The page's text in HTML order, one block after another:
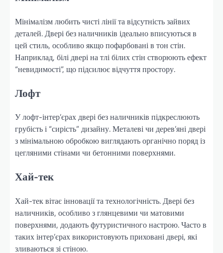
Мінімалізм любить чисті лінії та відсутність зайвих
деталей. Двері без наличників ідеально вписуються в
цей стиль, особливо якщо пофарбовані в тон стін.
Наприклад, білі двері на тлі білих стін створюють ефект
“невидимості”, що підсилює відчуття простору.
Лофт
У лофт-інтер’єрах двері без наличників підкреслюють
грубість і “сирість” дизайну. Металеві чи дерев’яні двері
з мінімальною обробкою виглядають органічно поряд із
цегляними стінами чи бетонними поверхнями.
Хай-тек
Хай-тек вітає інновації та технологічність. Двері без
наличників, особливо з глянцевими чи матовими
поверхнями, додають футуристичного настрою. Часто в
таких інтер’єрах використовують приховані двері, які
зливаються зі стіною.